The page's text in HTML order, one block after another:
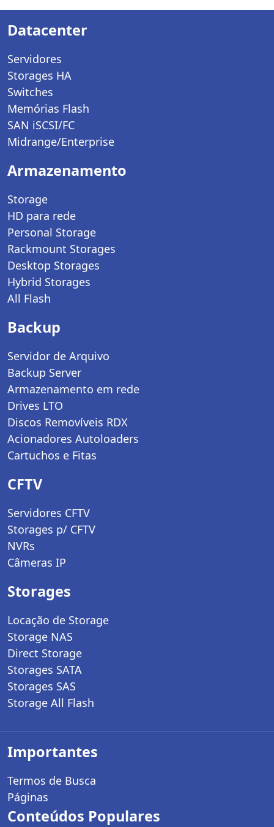
Datacenter
Servidores
Storages HA
Switches
Memórias Flash
SAN iSCSI/FC
Midrange/Enterprise
Armazenamento
Storage
HD para rede
Personal Storage
Rackmount Storages
Desktop Storages
Hybrid Storages
All Flash
Backup
Servidor de Arquivo
Backup Server
Armazenamento em rede
Drives LTO
Discos Removíveis RDX
Acionadores Autoloaders
Cartuchos e Fitas
CFTV
Servidores CFTV
Storages p/ CFTV
NVRs
Câmeras IP
Storages
Locação de Storage
Storage NAS
Direct Storage
Storages SATA
Storages SAS
Storage All Flash
Importantes
Termos de Busca
Páginas
Conteúdos Populares